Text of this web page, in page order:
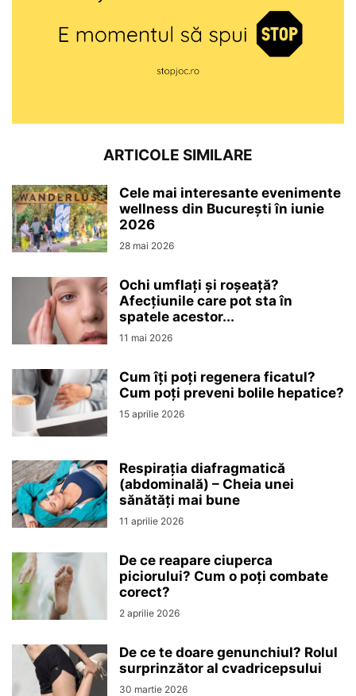
ARTICOLE SIMILARE
Cele mai interesante evenimente
wellness din București în iunie
2026
28 mai 2026
Ochi umflați și roșeață?
Afecțiunile care pot sta în
spatele acestor...
11 mai 2026
Cum îți poți regenera ficatul?
Cum poți preveni bolile hepatice?
15 aprilie 2026
Respirația diafragmatică
(abdominală) – Cheia unei
sănătăți mai bune
11 aprilie 2026
De ce reapare ciuperca
piciorului? Cum o poți combate
corect?
2 aprilie 2026
De ce te doare genunchiul? Rolul
surprinzător al cvadricepsului
30 martie 2026